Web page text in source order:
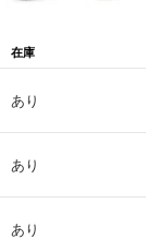
在庫
あり
あり
あり